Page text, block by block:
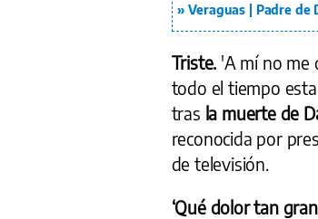
Veraguas | Padre de
Triste. 'A mí no me
todo el tiempo
tras la muerte de
reconocida por
de televisión.
‘Qué dolor tan